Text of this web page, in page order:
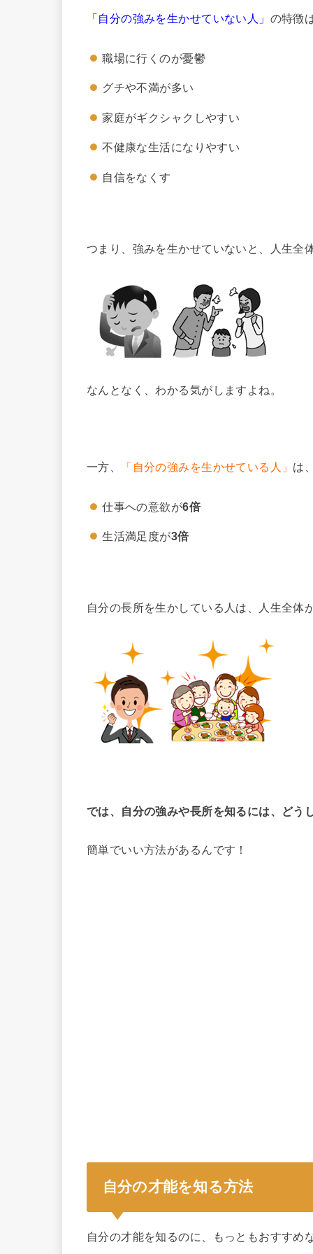
「自分の強みを生かせていない人」 の特徴
職場に行くのが憂鬱
グチや不満が多い
家庭がギクシャクしやすい
不健康な生活になりやすい
自信をなくす
つまり、強みを生かせていないと、人生全
なんとなく、わかる気がしますよね。
一方、 「自分の強みを生かせている人」 は
仕事への意欲が6倍
生活満足度が3倍
自分の長所を生かしている人は、人生全体
では、自分の強みや長所を知るには、どう
簡単でいい方法があるんです！
自分の才能を知る方法
自分の才能を知るのに、もっともおすすめ